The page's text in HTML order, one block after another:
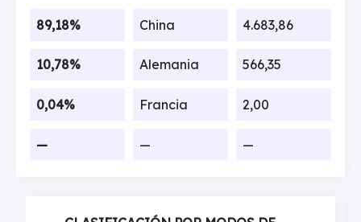
89,18% China 4.683,86
10,78% Alemania 566,35
0,04% Francia 2,00
— — —